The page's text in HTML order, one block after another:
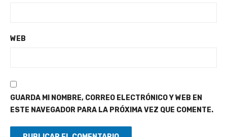
WEB
GUARDA MI NOMBRE, CORREO ELECTRÓNICO Y WEB EN
ESTE NAVEGADOR PARA LA PRÓXIMA VEZ QUE COMENTE.